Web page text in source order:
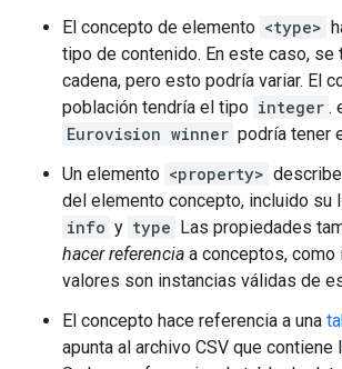
El concepto de elemento <type>
tipo de contenido. En este caso, se
cadena, pero esto podría variar. El
población tendría el tipo integer .
Eurovision winner podría tener
Un elemento <property>
del elemento concepto, incluido su
info y type Las propiedades
hacer referencia a conceptos, como
valores son instancias válidas de
El concepto hace referencia a una
apunta al archivo CSV que